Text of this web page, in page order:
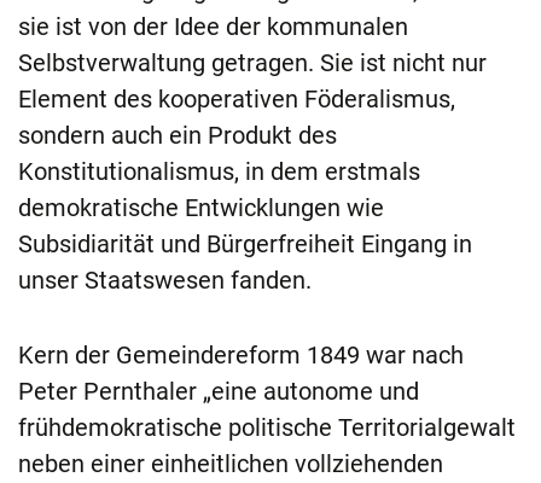
sie ist von der Idee der kommunalen
Selbstverwaltung getragen. Sie ist nicht nur
Element des kooperativen Föderalismus,
sondern auch ein Produkt des
Konstitutionalismus, in dem erstmals
demokratische Entwicklungen wie
Subsidiarität und Bürgerfreiheit Eingang in
unser Staatswesen fanden.
Kern der Gemeindereform 1849 war nach
Peter Pernthaler „eine autonome und
frühdemokratische politische Territorialgewalt
neben einer einheitlichen vollziehenden